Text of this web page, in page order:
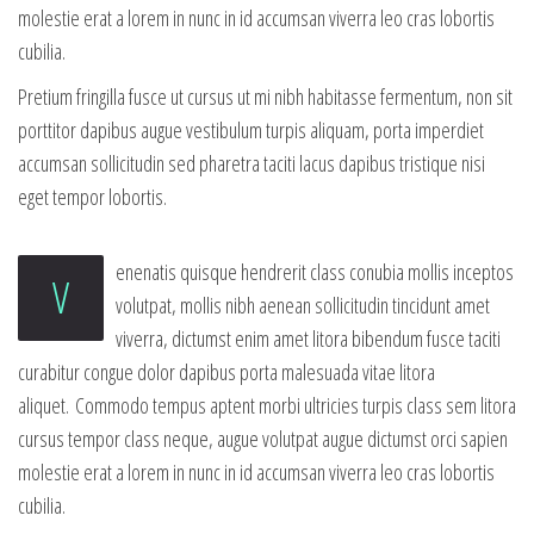
molestie erat a lorem in nunc in id accumsan viverra leo cras lobortis
cubilia.
Pretium fringilla fusce ut cursus ut mi nibh habitasse fermentum, non sit
porttitor dapibus augue vestibulum turpis aliquam, porta imperdiet
accumsan sollicitudin sed pharetra taciti lacus dapibus tristique nisi
eget tempor lobortis.
V
enenatis quisque hendrerit class conubia mollis inceptos
volutpat, mollis nibh aenean sollicitudin tincidunt amet
viverra, dictumst enim amet litora bibendum fusce taciti
curabitur congue dolor dapibus porta malesuada vitae litora
aliquet. Commodo tempus aptent morbi ultricies turpis class sem litora
cursus tempor class neque, augue volutpat augue dictumst orci sapien
molestie erat a lorem in nunc in id accumsan viverra leo cras lobortis
cubilia.